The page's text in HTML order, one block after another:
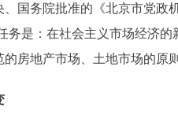
务院批准的《北京市党政机
务是：在社会主义市场经济
的房地产市场、土地市场的原